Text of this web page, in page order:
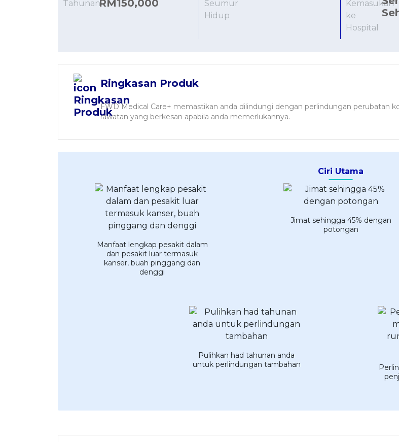
RM150,000
Ringkasan Produk
FWD Medical Care+ memastikan anda dilindungi dengan perlindungan perubatan
rawatan yang berkesan apabila anda memerlukannya.
Ciri Utama
Manfaat lengkap pesakit dalam
dan pesakit luar termasuk
kanser, buah pinggang dan
denggi
Jimat sehingga 45% dengan
potongan
Pulihkan had tahunan anda
untuk perlindungan tambahan